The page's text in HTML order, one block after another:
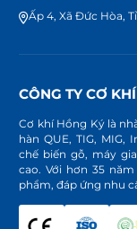
Ấp 4, Xã Đức Hòa,
CÔNG TY CƠ
Cơ khí Hồng Ký là
hàn QUE, TIG,
chế biến gỗ, máy
cao. Với hơn 35
phẩm, đáp ứng nhu